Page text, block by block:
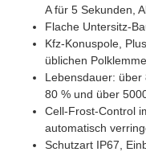
A für 5 Sekunden,
Flache Untersitz-
Kfz-Konuspole,
üblichen
Lebensdauer:
80 % und über
Cell-Frost-Control
automatisch
Schutzart IP67,